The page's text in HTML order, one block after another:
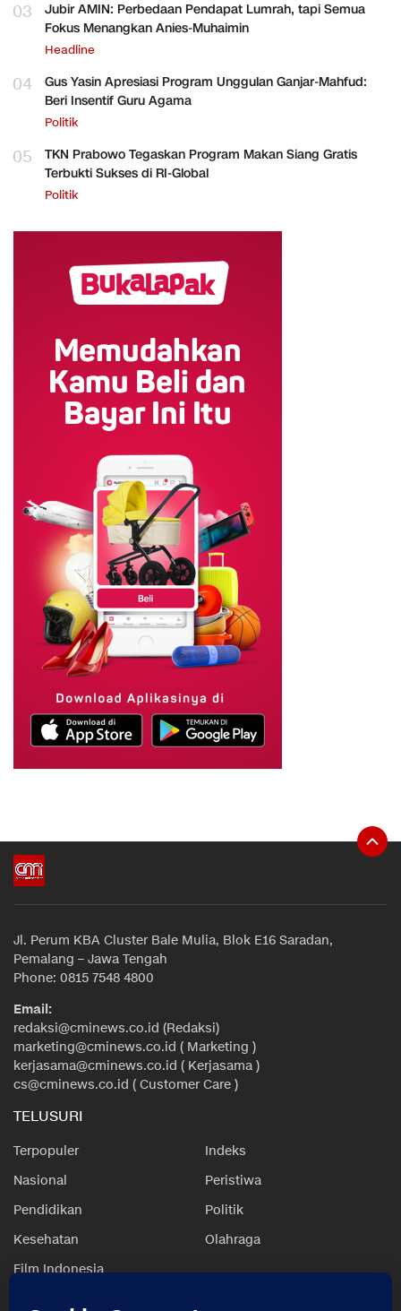
03
Jubir AMIN: Perbedaan Pendapat Lumrah, tapi Semua
Fokus Menangkan Anies-Muhaimin
Headline
04
Gus Yasin Apresiasi Program Unggulan Ganjar-Mahfud:
Beri Insentif Guru Agama
Politik
05
TKN Prabowo Tegaskan Program Makan Siang Gratis
Terbukti Sukses di RI-Global
Politik
Jl. Perum KBA Cluster Bale Mulia, Blok E16 Saradan,
Pemalang – Jawa Tengah
Phone: 0815 7548 4800
Email:
redaksi@cminews.co.id (Redaksi)
marketing@cminews.co.id ( Marketing )
kerjasama@cminews.co.id ( Kerjasama )
cs@cminews.co.id ( Customer Care )
TELUSURI
Terpopuler
Indeks
Nasional
Peristiwa
Pendidikan
Politik
Kesehatan
Olahraga
Film Indonesia